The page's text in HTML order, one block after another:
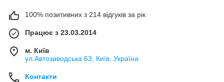
100% позитивних з 214 відгуків за рік
Працює з 23.03.2014
м. Київ
ул.Автозаводська 63, Київ, Україна
Контакти